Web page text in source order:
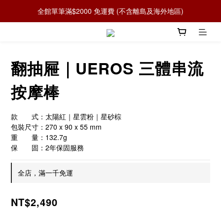
全館單筆滿$2000 免運費 (不含離島及海外地區)
翻抽屜｜UEROS 三體串流
按摩棒
款　　式：太陽紅｜星雲粉｜星砂棕
包裝尺寸：270 x 90 x 55 mm
重　　量：132.7g
保　　固：2年保固服務
全店，滿一千免運
NT$2,490